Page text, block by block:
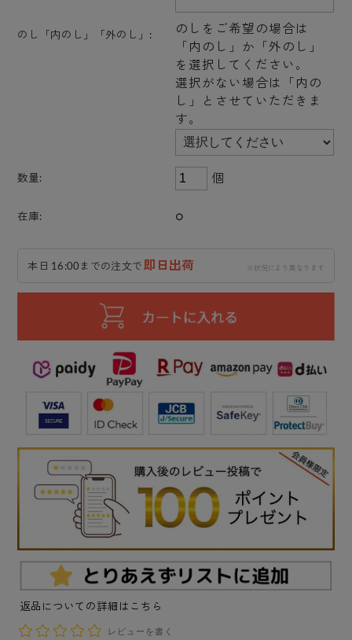
のし「内のし」「外のし」:
のしをご希望の場合は
「内のし」か「外のし」
を選択してください。
選択がない場合は「内の
し」とさせていただきま
す。
数量: 個
在庫: ○
本日 16:00までの注文で 即日出荷
返品についての詳細はこちら
レビューを書く